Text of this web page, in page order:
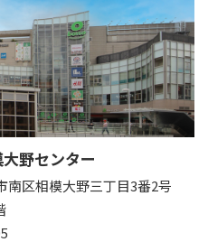
野センター
南区相模大野三丁目3番2号